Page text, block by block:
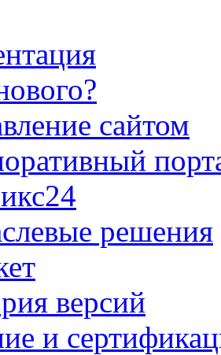
сайтом
решения
версий
и